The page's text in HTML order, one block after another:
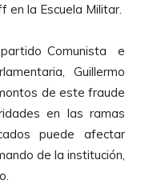
en la Escuela Militar.
Comunista e
Guillermo
de este fraude
en las ramas
puede afectar
de la institución,